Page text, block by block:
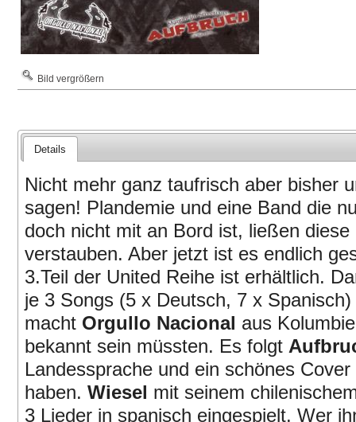
Bild vergrößern
Details
Nicht mehr ganz taufrisch aber bisher
sagen! Plandemie und eine Band die
doch nicht mit an Bord ist, ließen
verstauben. Aber jetzt ist es endlich
3.Teil der United Reihe ist erhältlich.
je 3 Songs (5 x Deutsch, 7 x
macht Orgullo Nacional aus
bekannt sein müssten. Es folgt
Landessprache und ein schönes
haben. Wiesel mit seinem
3 Lieder in spanisch eingespielt. Wer